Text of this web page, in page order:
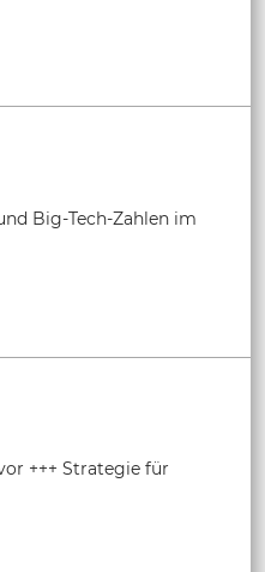
Big-Tech-Zahlen im
+++ Strategie für